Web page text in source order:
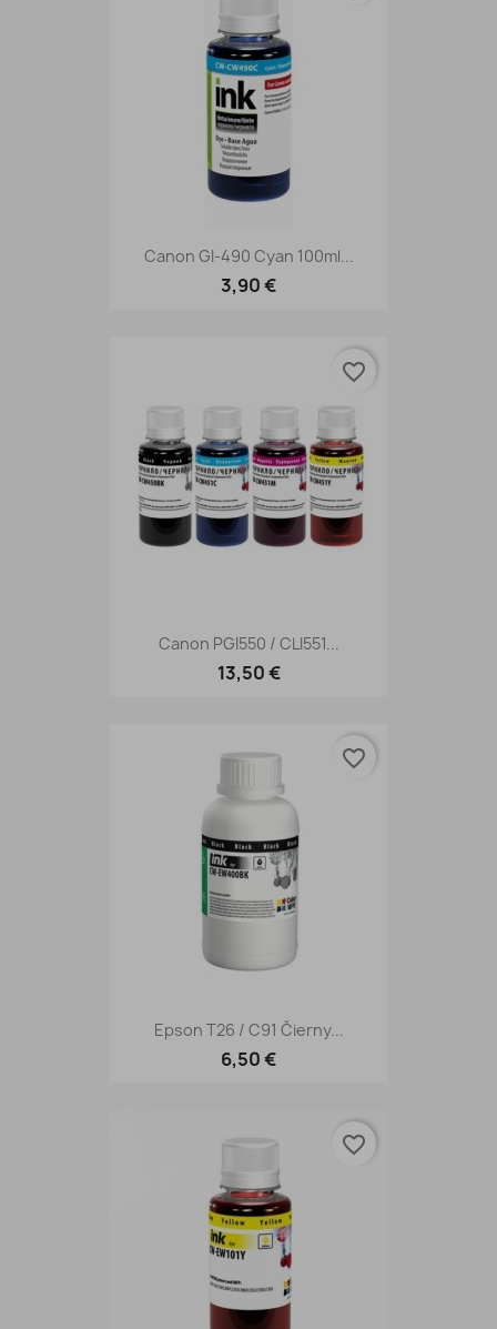
Canon GI-490 Cyan 100ml...
3,90 €
Canon PGI550 / CLI551...
13,50 €
favorite_border
Epson T26 / C91 Čierny...
6,50 €
favorite_border
favorite_border